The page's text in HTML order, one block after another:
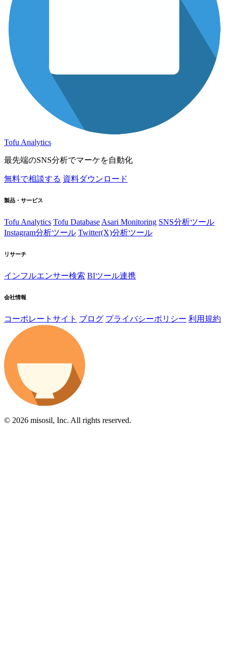
Tofu Analytics
最先端のSNS分析でマーケを自動化
無料で相談する 資料ダウンロード
製品・サービス
Tofu Analytics Tofu Database Asari Monitoring SNS分析ツール
Instagram分析ツール Twitter(X)分析ツール
リサーチ
インフルエンサー検索 BIツール連携
会社情報
コーポレートサイト ブログ プライバシーポリシー 利用規約
© 2026 misosil, Inc. All rights reserved.